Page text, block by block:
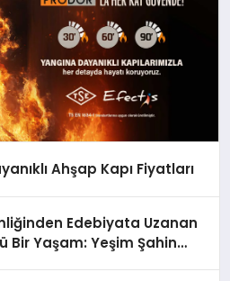
Ahşap Kapı Fiyatları
Edebiyata Uzanan
Bir Yaşam: Yeşim Şahin